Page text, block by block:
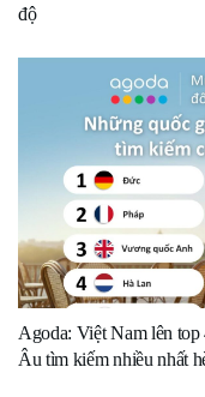
độ
Agoda: Việt Nam lên
Âu tìm kiếm nhiều nhất